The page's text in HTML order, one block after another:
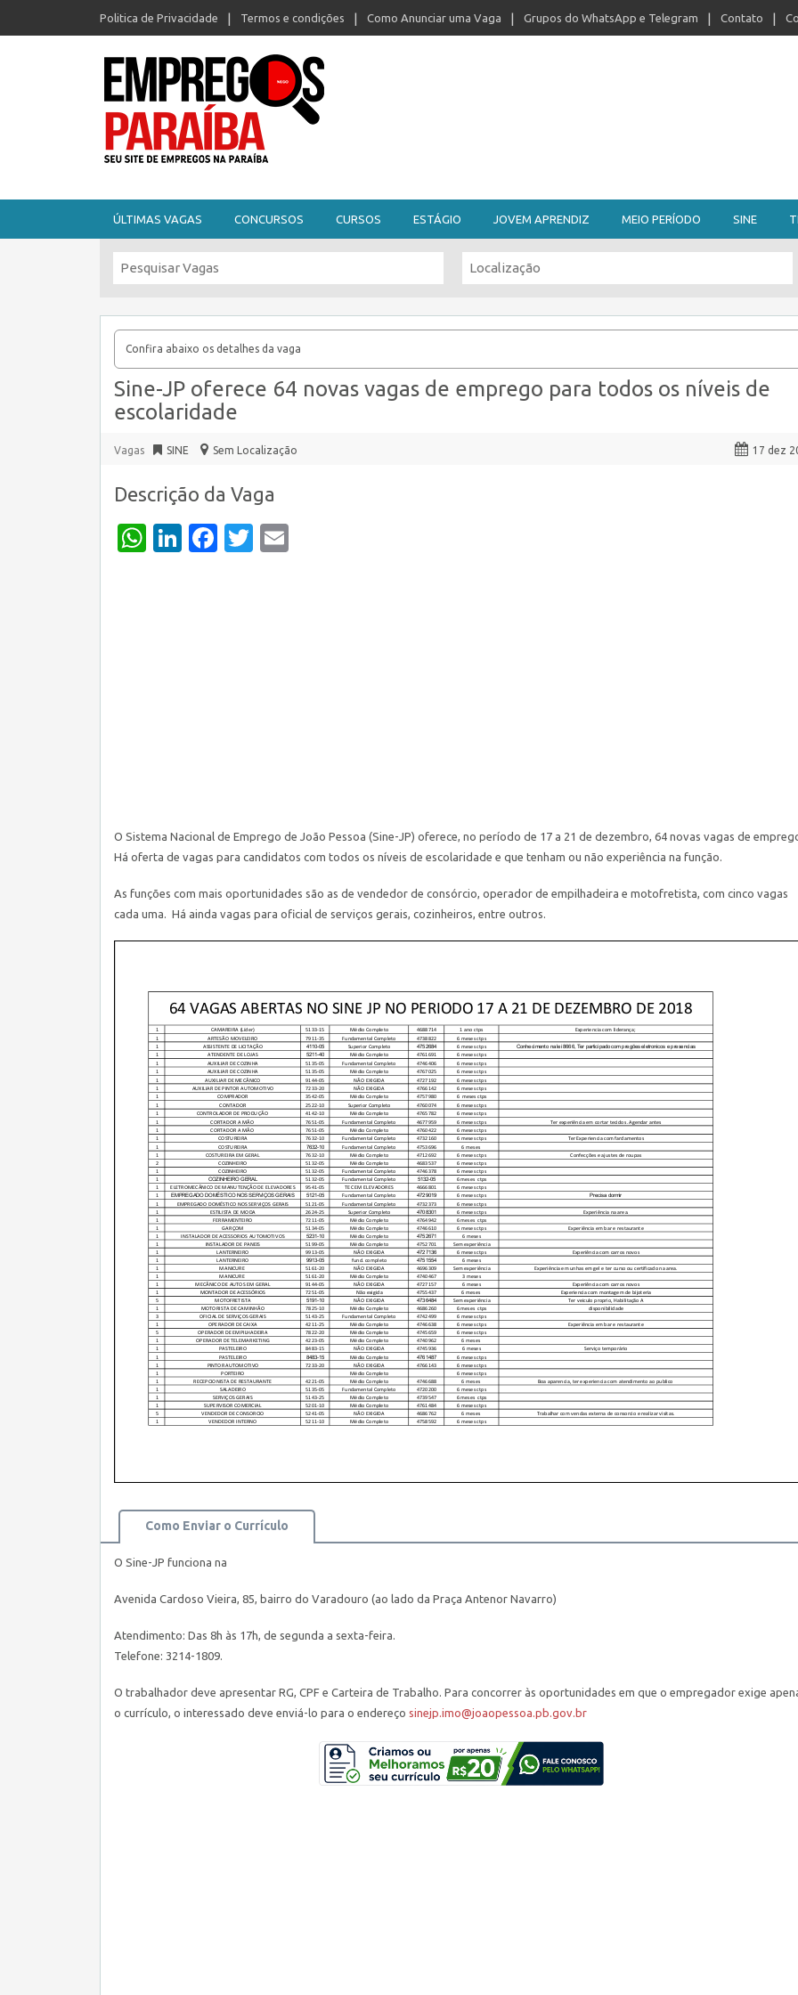
Politica de Privacidade Termos e condições Como Anunciar uma Vaga Grupos do WhatsApp e Telegram Contato
ÚLTIMAS VAGAS CONCURSOS CURSOS ESTÁGIO JOVEM APRENDIZ MEIO PERÍODO SINE
Confira abaixo os detalhes da vaga
Sine-JP oferece 64 novas vagas de emprego para todos os níveis de
escolaridade
Vagas SINE Sem Localização 17 dez
Descrição da Vaga
WhatsApp
LinkedIn
Facebook
Twitter
O Sistema Nacional de Emprego de João Pessoa (Sine-JP) oferece, no período de 17 a 21 de dezembro, 64 novas vagas de
Há oferta de vagas para candidatos com todos os níveis de escolaridade e que tenham ou não experiência na função.
As funções com mais oportunidades são as de vendedor de consórcio, operador de empilhadeira e motofretista, com cinco vagas
cada uma. Há ainda vagas para oficial de serviços gerais, cozinheiros, entre outros.
Como Enviar o Currículo
O Sine-JP funciona na
Avenida Cardoso Vieira, 85, bairro do Varadouro (ao lado da Praça Antenor Navarro)
Atendimento: Das 8h às 17h, de segunda a sexta-feira.
Telefone: 3214-1809.
O trabalhador deve apresentar RG, CPF e Carteira de Trabalho. Para concorrer às oportunidades em que o empregador exige
o currículo, o interessado deve enviá-lo para o endereço sinejp.imo@joaopessoa.pb.gov.br